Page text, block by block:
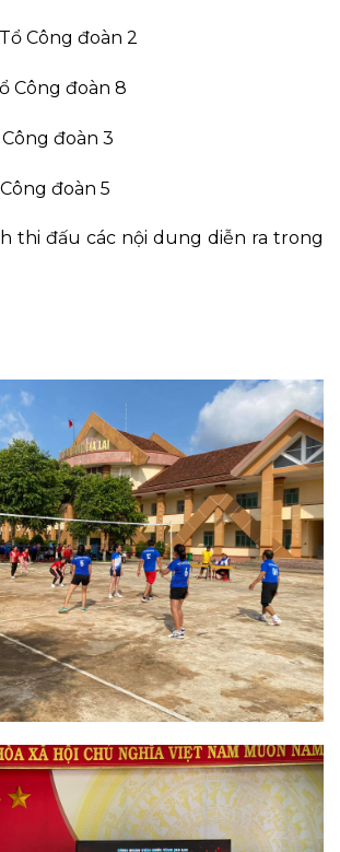
Công đoàn 2
đoàn 8
đoàn 3
đoàn 5
thi đấu các nội dung diễn ra trong